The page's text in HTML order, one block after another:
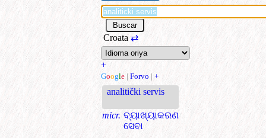
Croata ⇄
+
Google | Forvo | +
analitički servis
micr. ବ୍ୟାଖ୍ୟାକରଣ
ସେବା